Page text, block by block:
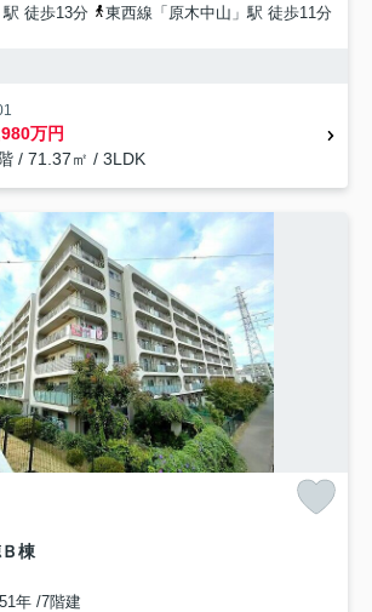
徒歩13分
東西線「原木中山」駅 徒歩11分
万円
/ 71.37㎡ / 3LDK
棟
年 /7階建